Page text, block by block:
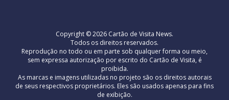
Copyright © 2026 Cartão de Visita News.
Todos os direitos reservados.
Reprodução no todo ou em parte sob qualquer forma ou meio,
sem expressa autorização por escrito do Cartão de Visita, é
proibida.
As marcas e imagens utilizadas no projeto são os direitos autorais
de seus respectivos proprietários. Eles são usados ​​apenas para fins
de exibição.